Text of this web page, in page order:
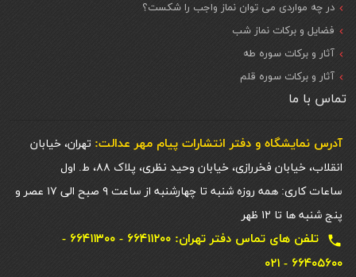
در چه مواردی می توان نماز واجب را شکست؟
فضایل و برکات نماز شب
آثار و برکات سوره طه
آثار و برکات سوره قلم
تماس با ما
آدرس نمایشگاه و دفتر انتشارات پيام مهر عدالت: تهران، خیابان
انقلاب، خیابان فخررازی، خیابان وحید نظری، پلاک ۸۸، ط. اول
ساعات کاری: همه روزه شنبه تا چهارشنبه از ساعت ۹ صبح الی ۱۷ عصر و
پنج شنبه ها تا ۱۲ ظهر
local_phone
تلفن های تماس دفتر تهران: ۶۶۴۱۱۲۰۰ - ۶۶۴۱۱۳۰۰ -
۶۶۴۰۵۶۰۰ - ۰۲۱